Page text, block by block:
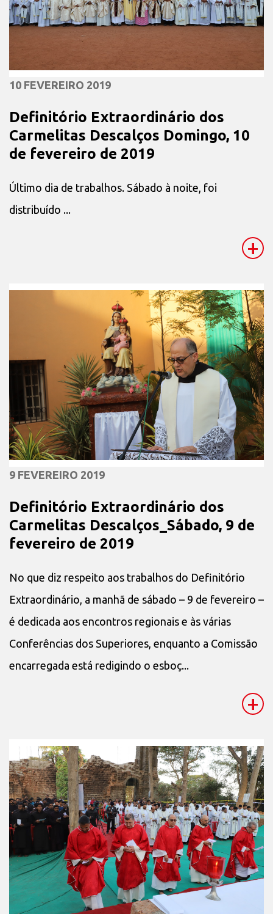
10 FEVEREIRO 2019
Definitório Extraordinário dos
Carmelitas Descalços Domingo, 10
de fevereiro de 2019
Último dia de trabalhos. Sábado à noite, foi
distribuído ...
+
9 FEVEREIRO 2019
Definitório Extraordinário dos
Carmelitas Descalços_Sábado, 9 de
fevereiro de 2019
No que diz respeito aos trabalhos do Definitório
Extraordinário, a manhã de sábado – 9 de fevereiro –
é dedicada aos encontros regionais e às várias
Conferências dos Superiores, enquanto a Comissão
encarregada está redigindo o esboç...
+